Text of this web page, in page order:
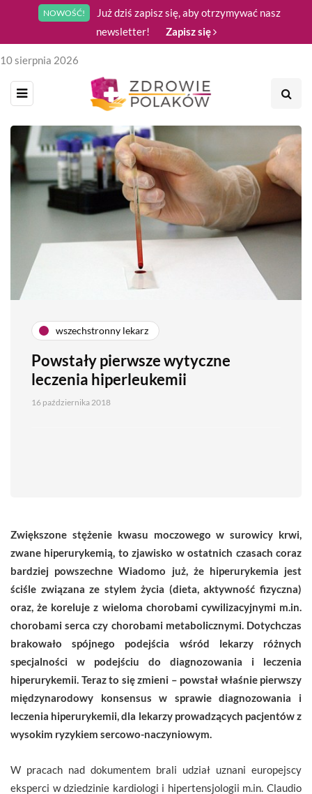
NOWOŚĆ!
Już dziś zapisz się, aby otrzymywać nasz
newsletter!
Zapisz się
10 sierpnia 2026
wszechstronny lekarz
Powstały pierwsze wytyczne
leczenia hiperleukemii
16 października 2018
Zwiększone stężenie kwasu moczowego w surowicy krwi,
zwane hiperurykemią, to zjawisko w ostatnich czasach coraz
bardziej powszechne Wiadomo już, że hiperurykemia jest
ściśle związana ze stylem życia (dieta, aktywność fizyczna)
oraz, że koreluje z wieloma chorobami cywilizacyjnymi m.in.
chorobami serca czy chorobami metabolicznymi. Dotychczas
brakowało spójnego podejścia wśród lekarzy różnych
specjalności w podejściu do diagnozowania i leczenia
hiperurykemii. Teraz to się zmieni – powstał właśnie pierwszy
międzynarodowy konsensus w sprawie diagnozowania i
leczenia hiperurykemii, dla lekarzy prowadzących pacjentów z
wysokim ryzykiem sercowo-naczyniowym.
W pracach nad dokumentem brali udział uznani europejscy
eksperci w dziedzinie kardiologi i hipertensjologii m.in. Claudio